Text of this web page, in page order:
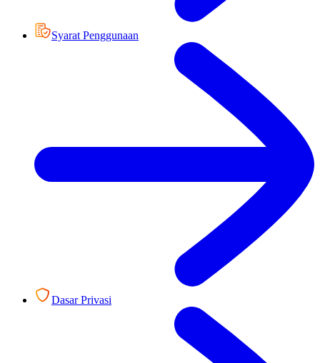
Syarat Penggunaan
Dasar Privasi